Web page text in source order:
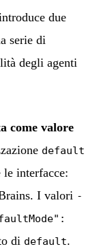
due
serie di
degli agenti
come valore
default
interfacce:
I valori -
di default.